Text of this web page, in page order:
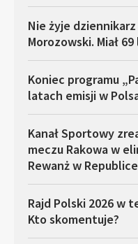
Nie żyje
Morozowski. Miał
Koniec programu
latach emisji w
Kanał Sportowy
meczu Rakowa w
Rewanż w Republice
Rajd Polski 2026 w
Kto skomentuje?